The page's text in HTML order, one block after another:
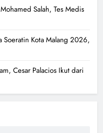
Salah, Tes Medis
Soeratin Kota Malang 2026,
Cesar Palacios Ikut dari